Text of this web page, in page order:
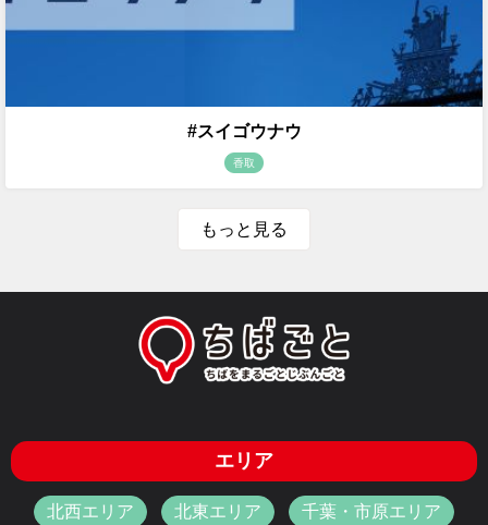
#スイゴウナウ
香取
もっと見る
エリア
北西エリア 北東エリア 千葉・市原エリア